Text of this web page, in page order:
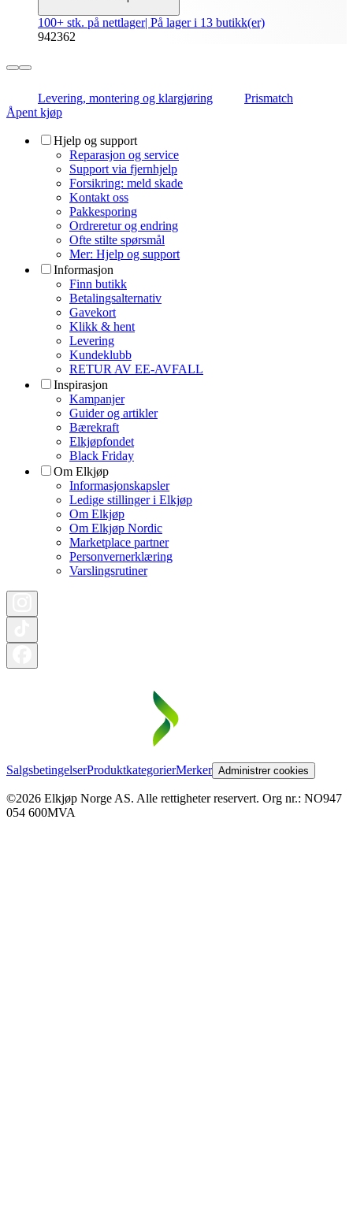
100+ stk. på nettlager| På lager i 13 butikk(er)
942362
Levering, montering og klargjøring
Prismatch
Åpent kjøp
Hjelp og support
Reparasjon og service
Support via fjernhjelp
Forsikring: meld skade
Kontakt oss
Pakkesporing
Ordreretur og endring
Ofte stilte spørsmål
Mer: Hjelp og support
Informasjon
Finn butikk
Betalingsalternativ
Gavekort
Klikk & hent
Levering
Kundeklubb
RETUR AV EE-AVFALL
Inspirasjon
Kampanjer
Guider og artikler
Bærekraft
Elkjøpfondet
Black Friday
Om Elkjøp
Informasjonskapsler
Ledige stillinger i Elkjøp
Om Elkjøp
Om Elkjøp Nordic
Marketplace partner
Personvernerklæring
Varslingsrutiner
SalgsbetingelserProduktkategorierMerker Administrer cookies
©2026 Elkjøp Norge AS. Alle rettigheter reservert. Org nr.: NO947
054 600MVA